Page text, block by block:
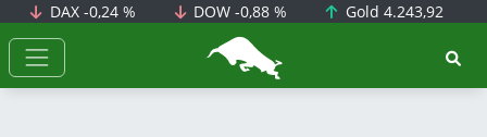
DAX -0,24 % DOW-0,88 % Gold 4.243,92
BörsenNEWS.de